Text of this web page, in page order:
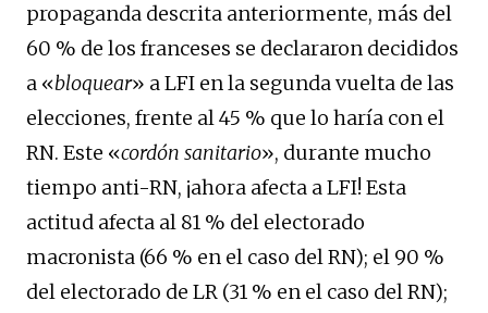
propaganda descrita anteriormente, más del
60 % de los franceses se declararon decididos
a «bloquear» a LFI en la segunda vuelta de las
elecciones, frente al 45 % que lo haría con el
RN. Este «cordón sanitario», durante mucho
tiempo anti-RN, ¡ahora afecta a LFI! Esta
actitud afecta al 81 % del electorado
macronista (66 % en el caso del RN); el 90 %
del electorado de LR (31 % en el caso del RN);